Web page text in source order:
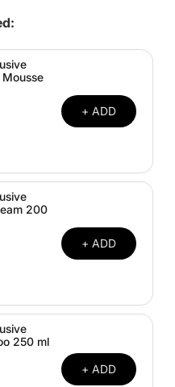
+ ADD
200
+ ADD
250 ml
+ ADD